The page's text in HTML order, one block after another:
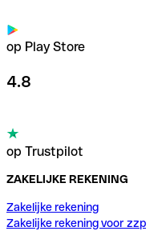
op Play Store
4.8
op Trustpilot
ZAKELIJKE REKENING
Zakelijke rekening
Zakelijke rekening voor zzp